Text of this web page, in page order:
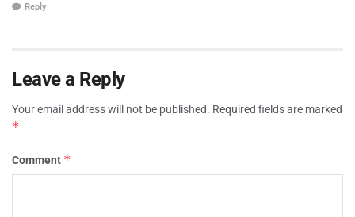
Reply
Leave a Reply
Your email address will not be published. Required fields are marked
*
Comment *